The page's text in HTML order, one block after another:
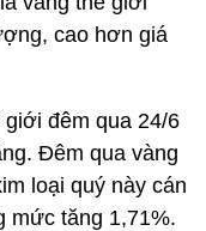
cao hơn giá
đêm qua 24/6
Đêm qua vàng
loại quý này cán
mức tăng 1,71%.